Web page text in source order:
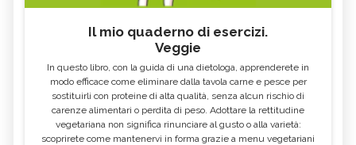
Il mio quaderno di esercizi.
Veggie
In questo libro, con la guida di una dietologa, apprenderete in
modo efficace come eliminare dalla tavola carne e pesce per
sostituirli con proteine di alta qualità, senza alcun rischio di
carenze alimentari o perdita di peso. Adottare la rettitudine
vegetariana non significa rinunciare al gusto o alla varietà:
scoprirete come mantenervi in forma grazie a menu vegetariani